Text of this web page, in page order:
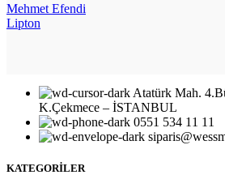
Mehmet Efendi
Lipton
Atatürk Mah.
K.Çekmece – İSTANBUL
0551 534 11 11
KATEGORİLER